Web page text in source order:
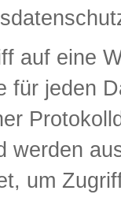
auf eine
für jeden
werden
um